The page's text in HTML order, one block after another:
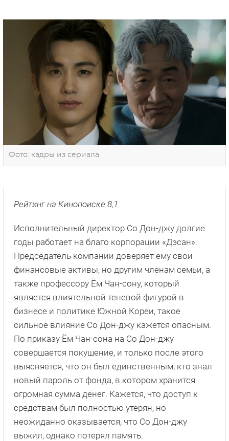
Фото: кадры из сериала
Рейтинг на Кинопоиске 8,1
Исполнительный директор Со Дон-джу долгие
годы работает на благо корпорации «Дэсан».
Председатель компании доверяет ему свои
финансовые активы, но другим членам семьи, а
также профессору Ём Чан-сону, который
является влиятельной теневой фигурой в
бизнесе и политике Южной Кореи, такое
сильное влияние Со Дон-джу кажется опасным.
По приказу Ём Чан-сона на Со Дон-джу
совершается покушение, и только после этого
выясняется, что он был единственным, кто знал
новый пароль от фонда, в котором хранится
огромная сумма денег. Кажется, что доступ к
средствам был полностью утерян, но
неожиданно оказывается, что Со Дон-джу
выжил, однако потерял память.